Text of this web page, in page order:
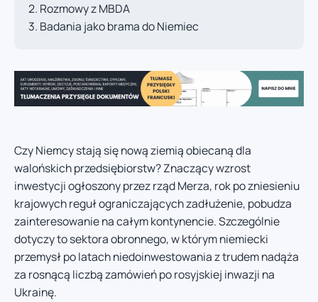
Rozmowy z MBDA
Badania jako brama do Niemiec
Czy Niemcy stają się nową ziemią obiecaną dla
walońskich przedsiębiorstw? Znaczący wzrost
inwestycji ogłoszony przez rząd Merza, rok po zniesieniu
krajowych reguł ograniczających zadłużenie, pobudza
zainteresowanie na całym kontynencie. Szczególnie
dotyczy to sektora obronnego, w którym niemiecki
przemysł po latach niedoinwestowania z trudem nadąża
za rosnącą liczbą zamówień po rosyjskiej inwazji na
Ukrainę.